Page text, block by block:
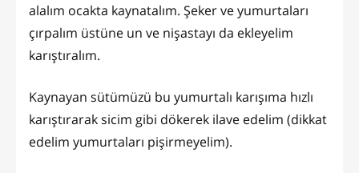
alalım ocakta kaynatalım. Şeker ve yumurtaları
çırpalım üstüne un ve nişastayı da ekleyelim
karıştıralım.
Kaynayan sütümüzü bu yumurtalı karışıma hızlı
karıştırarak sicim gibi dökerek ilave edelim (dikkat
edelim yumurtaları pişirmeyelim).